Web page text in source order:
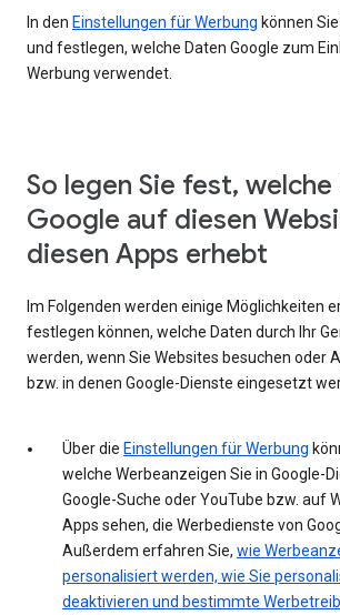
In den Einstellungen für Werbung können
und festlegen, welche Daten Google zum
Werbung verwendet.
So legen Sie fest, welche
Google auf diesen
diesen Apps erhebt
Im Folgenden werden einige Möglichkeiten
festlegen können, welche Daten durch Ihr
werden, wenn Sie Websites besuchen oder
bzw. in denen Google-Dienste eingesetzt
Über die Einstellungen für Werbung
welche Werbeanzeigen Sie in Google-
Google-Suche oder YouTube bzw. auf
Apps sehen, die Werbedienste von
Außerdem erfahren Sie, wie
personalisiert werden, wie Sie
deaktivieren und bestimmte